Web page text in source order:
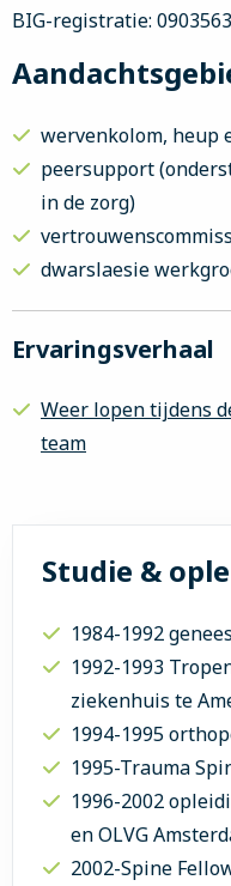
BIG-registratie:
wervenkolom, heup
peersupport
in de zorg)
dwarslaesie
Ervaringsverhaal
Weer lopen tijdens
team
Studie &
1984-1992
1992-1993
ziekenhuis te
1994-1995
1995-Trauma
1996-2002
en OLVG
2002-Spine